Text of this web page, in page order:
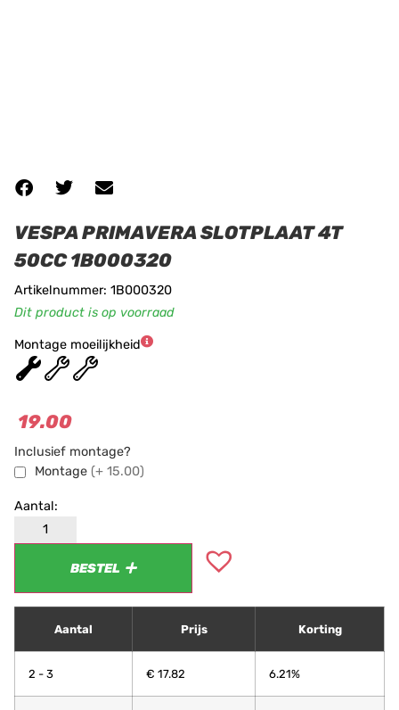
VESPA PRIMAVERA SLOTPLAAT 4T
50CC 1B000320
Artikelnummer: 1B000320
Dit product is op voorraad
Montage moeilijkheid
★★★
19.00
Inclusief montage?
Montage (+ 15.00)
BESTEL
Aantal Prijs Korting
2 - 3 € 17.82 6.21%